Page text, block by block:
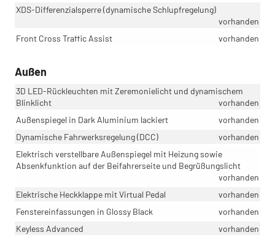
XDS-Differenzialsperre (dynamische Schlupfregelung)
vorhanden
Front Cross Traffic Assist
vorhanden
Außen
3D LED-Rückleuchten mit Zeremonielicht und dynamischem
Blinklicht
vorhanden
Außenspiegel in Dark Aluminium lackiert
vorhanden
Dynamische Fahrwerksregelung (DCC)
vorhanden
Elektrisch verstellbare Außenspiegel mit Heizung sowie
Absenkfunktion auf der Beifahrerseite und Begrüßungslicht
vorhanden
Elektrische Heckklappe mit Virtual Pedal
vorhanden
Fenstereinfassungen in Glossy Black
vorhanden
Keyless Advanced
vorhanden